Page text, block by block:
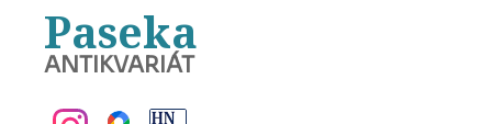
Paseka
ANTIKVARIÁT